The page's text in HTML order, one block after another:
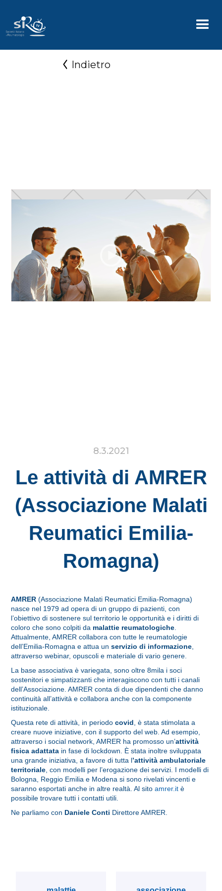
Indietro
8.3.2021
Le attività di AMRER
(Associazione Malati
Reumatici Emilia-
Romagna)
AMRER (Associazione Malati Reumatici Emilia-Romagna)
nasce nel 1979 ad opera di un gruppo di pazienti, con
l’obiettivo di sostenere sul territorio le opportunità e i diritti di
coloro che sono colpiti da malattie reumatologiche
Attualmente, AMRER collabora con tutte le reumatologie
dell’Emilia-Romagna e attua un servizio di informazione
attraverso webinar, opuscoli e materiale di vario genere.
La base associativa è variegata, sono oltre 8mila i soci
sostenitori e simpatizzanti che interagiscono con tutti i canali
dell’Associazione. AMRER conta di due dipendenti che danno
continuità all’attività e collabora anche con la componente
istituzionale.
Questa rete di attività, in periodocovid , è stata stimolata a
creare nuove iniziative, con il supporto del web. Ad esempio,
attraverso i social network, AMRER ha promosso un’attività
fisica adattata in fase di lockdown. È stata inoltre sviluppata
una grande iniziativa, a favore di tutta l’attività ambulatoriale
territoriale , con modelli per l’erogazione dei servizi. I modelli di
Bologna, Reggio Emilia e Modena si sono rivelati vincenti e
saranno esportati anche in altre realtà. Al sitoamrer.it è
possibile trovare tutti i contatti utili.
Ne parliamo con Daniele Conti Direttore AMRER.